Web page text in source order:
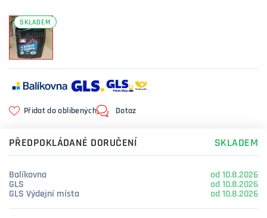
SKLADEM
Přidat do oblíbených Dotaz
PŘEDPOKLÁDANÉ DORUČENÍ SKLADEM
Balíkovna
od 10.8.2026
GLS
od 10.8.2026
GLS Výdejní místa
od 10.8.2026